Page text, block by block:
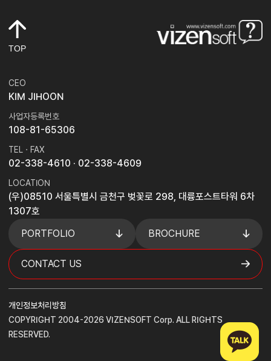
TOP
CEO
KIM JIHOON
사업자등록번호
108-81-65306
TEL · FAX
02-338-4610 · 02-338-4609
LOCATION
(우)08510 서울특별시 금천구 벚꽃로 298, 대륭포스트타워 6차
1307호
PORTFOLIO
BROCHURE
CONTACT US
개인정보처리방침
COPYRIGHT 2004-2026 VIZENSOFT Corp. ALL RIGHTS
RESERVED.